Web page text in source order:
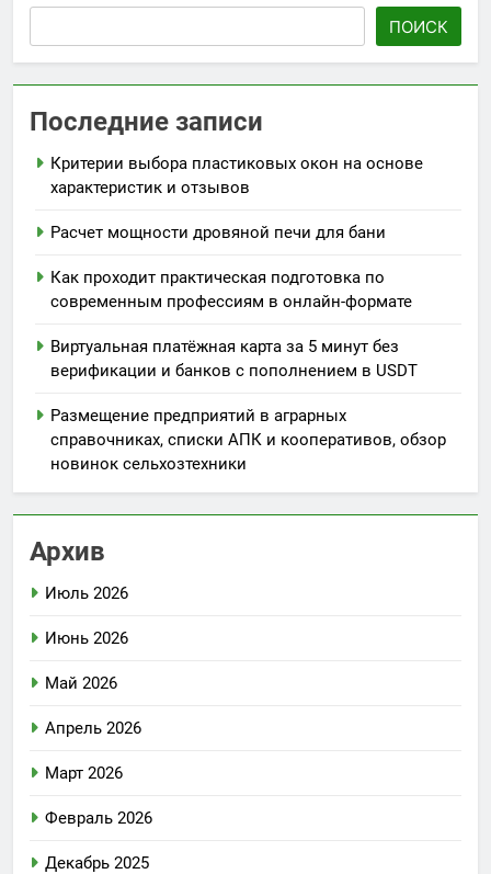
ПОИСК
Последние записи
Критерии выбора пластиковых окон на основе
характеристик и отзывов
Расчет мощности дровяной печи для бани
Как проходит практическая подготовка по
современным профессиям в онлайн-формате
Виртуальная платёжная карта за 5 минут без
верификации и банков с пополнением в USDT
Размещение предприятий в аграрных
справочниках, списки АПК и кооперативов, обзор
новинок сельхозтехники
Архив
Июль 2026
Июнь 2026
Май 2026
Апрель 2026
Март 2026
Февраль 2026
Декабрь 2025